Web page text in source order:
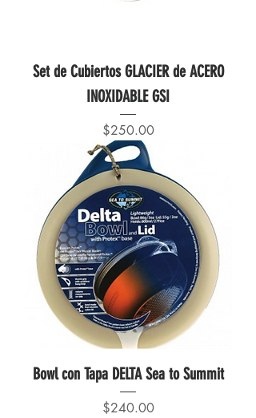
Set de Cubiertos GLACIER de ACERO
INOXIDABLE GSI
Precio
$250.00
Bowl con Tapa DELTA Sea to Summit
Precio
$240.00